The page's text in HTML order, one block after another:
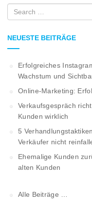
Search
NEUESTE BEITRÄGE
Erfolgreiches
Wachstum und
Online-Marketing:
Verkaufsgespräch
Kunden wirklich
5
Verkäufer nicht
Ehemalige Kunden
alten Kunden
Alle Beiträge …